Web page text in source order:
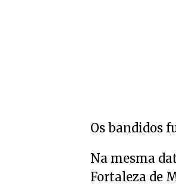
Os bandidos
Na mesma
Fortaleza de